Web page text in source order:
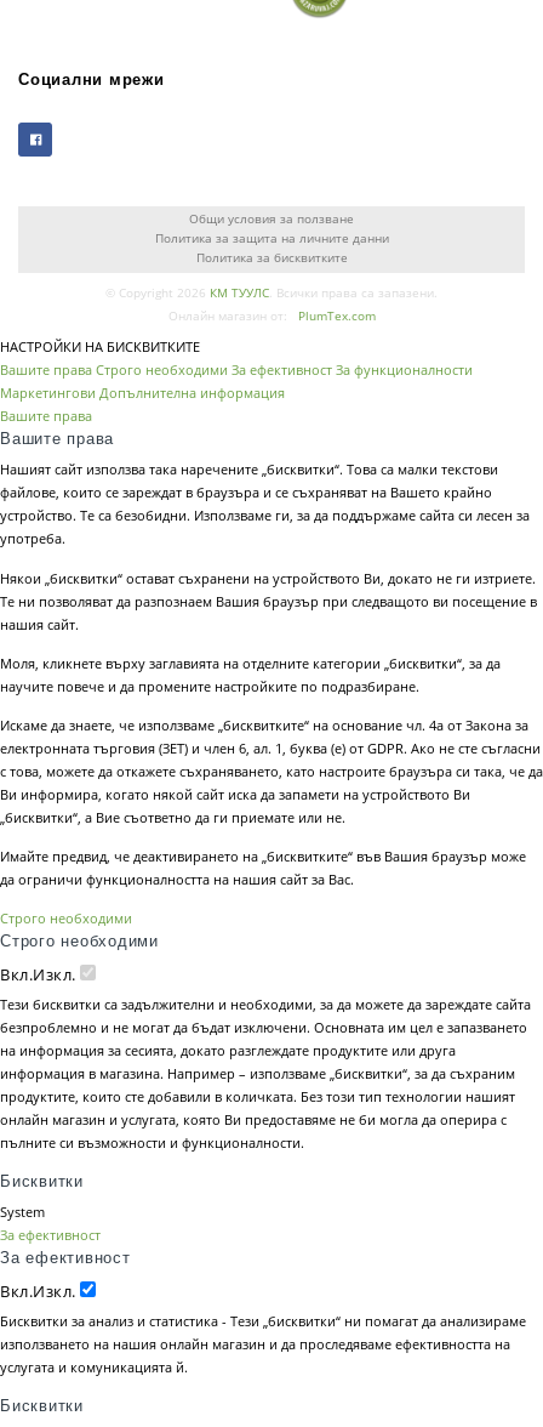
Социални мрежи
Общи условия за ползване
Политика за защита на личните данни
Политика за бисквитките
© Copyright 2026 КМ ТУУЛС. Всички права са запазени.
Онлайн магазин от:
PlumTex.com
НАСТРОЙКИ НА БИСКВИТКИТЕ
Вашите права Строго необходими За ефективност За функционалности
Маркетингови Допълнителна информация
Вашите права
Вашите права
Нашият сайт използва така наречените „бисквитки“. Това са малки текстови
файлове, които се зареждат в браузъра и се съхраняват на Вашето крайно
устройство. Те са безобидни. Използваме ги, за да поддържаме сайта си лесен за
употреба.
Някои „бисквитки“ остават съхранени на устройството Ви, докато не ги изтриете.
Те ни позволяват да разпознаем Вашия браузър при следващото ви посещение в
нашия сайт.
Моля, кликнете върху заглавията на отделните категории „бисквитки“, за да
научите повече и да промените настройките по подразбиране.
Искаме да знаете, че използваме „бисквитките“ на основание чл. 4а от Закона за
електронната търговия (ЗЕТ) и член 6, ал. 1, буква (е) от GDPR. Ако не сте съгласни
с това, можете да откажете съхраняването, като настроите браузъра си така, че да
Ви информира, когато някой сайт иска да запамети на устройството Ви
„бисквитки“, а Вие съответно да ги приемате или не.
Имайте предвид, че деактивирането на „бисквитките“ във Вашия браузър може
да ограничи функционалността на нашия сайт за Вас.
Строго необходими
Строго необходими
Вкл.Изкл.
Тези бисквитки са задължителни и необходими, за да можете да зареждате сайта
безпроблемно и не могат да бъдат изключени. Основната им цел е запазването
на информация за сесията, докато разглеждате продуктите или друга
информация в магазина. Например – използваме „бисквитки“, за да съхраним
продуктите, които сте добавили в количката. Без този тип технологии нашият
онлайн магазин и услугата, която Ви предоставяме не би могла да оперира с
пълните си възможности и функционалности.
Бисквитки
System
За ефективност
За ефективност
Вкл.Изкл.
Бисквитки за анализ и статистика - Тези „бисквитки“ ни помагат да анализираме
използването на нашия онлайн магазин и да проследяваме ефективността на
услугата и комуникацията й.
Бисквитки